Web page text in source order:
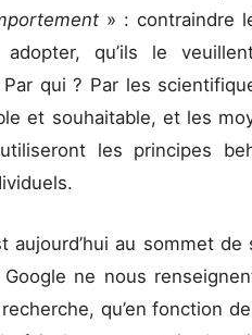
» : contraindre
qu’ils le
Par qui ? Par les
et souhaitable, et les
les principes
aujourd’hui au sommet de
ne nous
qu’en fonction